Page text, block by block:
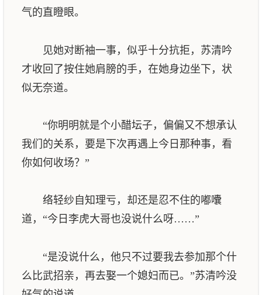
气的直瞪眼。
见她对断袖一事，似乎十分抗拒，苏清吟
才收回了按住她肩膀的手，在她身边坐下，状
似无奈道。
“你明明就是个小醋坛子，偏偏又不想承认
我们的关系，要是下次再遇上今日那种事，看
你如何收场？”
络轻纱自知理亏，却还是忍不住的嘟囔
道，“今日李虎大哥也没说什么呀……”
“是没说什么，他只不过要我去参加那个什
么比武招亲，再去娶一个媳妇而已。”苏清吟没